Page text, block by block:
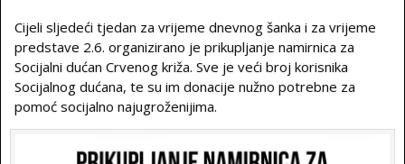
Cijeli sljedeći tjedan za vrijeme dnevnog šanka i za vrijeme
predstave 2.6. organizirano je prikupljanje namirnica za
Socijalni dućan Crvenog križa. Sve je veći broj korisnika
Socijalnog dućana, te su im donacije nužno potrebne za
pomoć socijalno najugroženijima.